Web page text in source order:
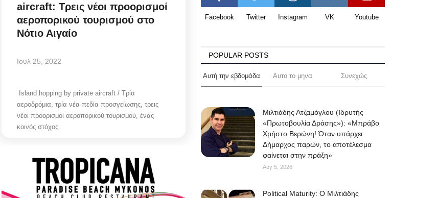
aircraft: Τρεις νέοι προορισμοί
αεροπορικού τουρισμού στο
Νότιο Αιγαίο
Ιουλ 25, 2022
Island hopping by private aircraft / Τρία
αεροδρόμια, τρία νέα πεδία προσγείωσης, τρεις
νέοι προορισμοί αεροπορικού τουρισμού, ένας
κοινός στόχος.
Facebook Twitter Instagram VK Youtube
POPULAR POSTS
Αυτή την εβδομάδα Αυτο το μηνα Συνεχώς
Μιλτιάδης Ατζαμόγλου (Ιδρυτής
«Πρωτοβουλία Δράσης»): «Μπράβο
Χρήστο Βερώνη! Όταν υπάρχει
Δήμαρχος παρών, το αποτέλεσμα
φαίνεται στην πράξη»
Αυγ 5, 2026
Political Maturity: Ο Μιλτιάδης